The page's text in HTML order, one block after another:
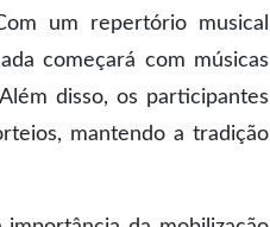
um repertório musical
começará com músicas
disso, os participantes
mantendo a tradição